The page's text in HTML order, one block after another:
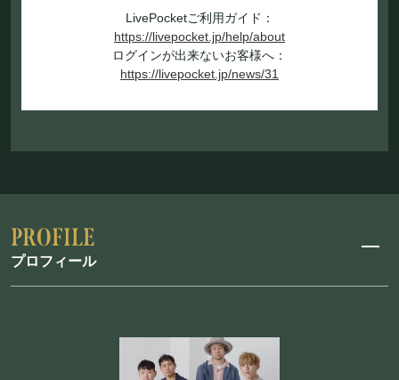
LivePocketご利用ガイド：
https://livepocket.jp/help/about
ログインが出来ないお客様へ：
https://livepocket.jp/news/31
プロフィール